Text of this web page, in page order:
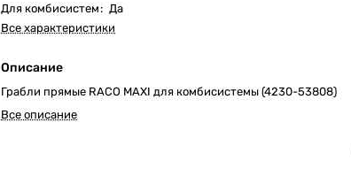
Для комбисистем: Да
Все характеристики
Описание
Грабли прямые RACO MAXI для комбисистемы (4230-53808)
Все описание